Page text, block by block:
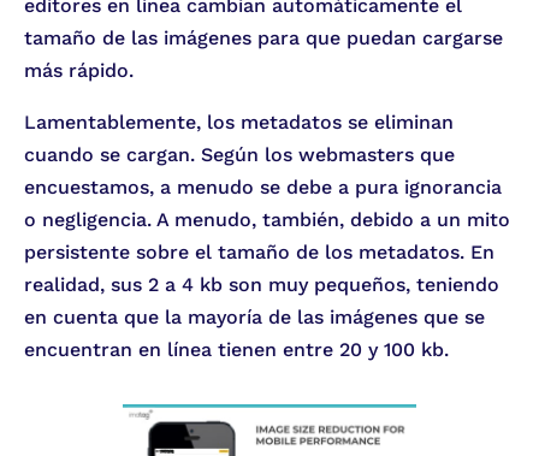
editores en línea cambian automáticamente el
tamaño de las imágenes para que puedan cargarse
más rápido.
Lamentablemente, los metadatos se eliminan
cuando se cargan. Según los webmasters que
encuestamos, a menudo se debe a pura ignorancia
o negligencia. A menudo, también, debido a un mito
persistente sobre el tamaño de los metadatos. En
realidad, sus 2 a 4 kb son muy pequeños, teniendo
en cuenta que la mayoría de las imágenes que se
encuentran en línea tienen entre 20 y 100 kb.